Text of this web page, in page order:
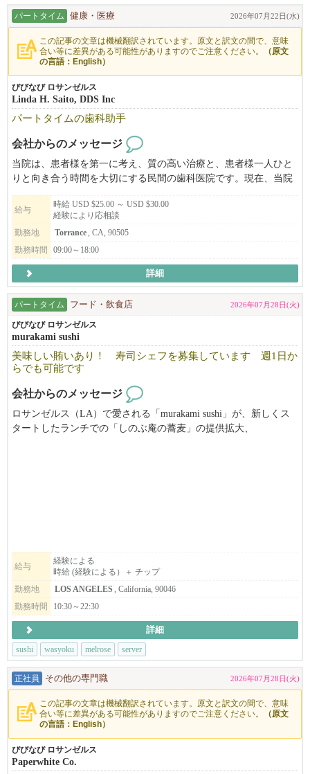
パートタイム 健康・医療 2026年07月22日(水)
この記事の文章は機械翻訳されています。原文と訳文の間で、意味
合い等に差異がある可能性がありますのでご注意ください。
（原文
の言語：English）
びびなび ロサンゼルス
Linda H. Saito, DDS Inc
パートタイムの歯科助手
会社からのメッセージ
当院は、患者様を第一に考え、質の高い治療と、患者様一人ひと
りと向き合う時間を大切にする民間の歯科医院です。現在、当院
ており、長期にわたり当院のチームの一員としてご活躍いただけ
る方を求めています。
給与
時給 USD $25.00 ～ USD $30.00
経験により応相談
勤務地
Torrance , CA, 90505
勤務時間
09:00～18:00
詳細
パートタイム フード・飲食店 2026年07月28日(火)
びびなび ロサンゼルス
murakami sushi
美味しい賄いあり！ 寿司シェフを募集しています 週1日か
らでも可能です
会社からのメッセージ
ロサンゼルス（LA）で愛される「murakami sushi」が、新しくス
タートしたランチでの「しのぶ庵の蕎麦」の提供拡大、
給与
経験による
時給 (経験による）＋ チップ
勤務地
LOS ANGELES , California, 90046
勤務時間
10:30～22:30
詳細
sushi
wasyoku melrose server
正社員 その他の専門職 2026年07月28日(火)
この記事の文章は機械翻訳されています。原文と訳文の間で、意味
合い等に差異がある可能性がありますのでご注意ください。
（原文
の言語：English）
びびなび ロサンゼルス
Paperwhite Co.